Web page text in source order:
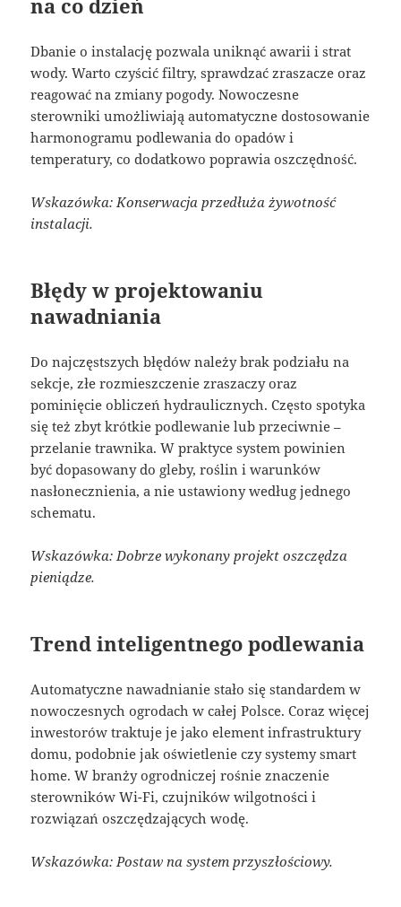
na co dzień
Dbanie o instalację pozwala uniknąć awarii i strat
wody. Warto czyścić filtry, sprawdzać zraszacze oraz
reagować na zmiany pogody. Nowoczesne
sterowniki umożliwiają automatyczne dostosowanie
harmonogramu podlewania do opadów i
temperatury, co dodatkowo poprawia oszczędność.
Wskazówka: Konserwacja przedłuża żywotność
instalacji.
Błędy w projektowaniu
nawadniania
Do najczęstszych błędów należy brak podziału na
sekcje, złe rozmieszczenie zraszaczy oraz
pominięcie obliczeń hydraulicznych. Często spotyka
się też zbyt krótkie podlewanie lub przeciwnie –
przelanie trawnika. W praktyce system powinien
być dopasowany do gleby, roślin i warunków
nasłonecznienia, a nie ustawiony według jednego
schematu.
Wskazówka: Dobrze wykonany projekt oszczędza
pieniądze.
Trend inteligentnego podlewania
Automatyczne nawadnianie stało się standardem w
nowoczesnych ogrodach w całej Polsce. Coraz więcej
inwestorów traktuje je jako element infrastruktury
domu, podobnie jak oświetlenie czy systemy smart
home. W branży ogrodniczej rośnie znaczenie
sterowników Wi-Fi, czujników wilgotności i
rozwiązań oszczędzających wodę.
Wskazówka: Postaw na system przyszłościowy.